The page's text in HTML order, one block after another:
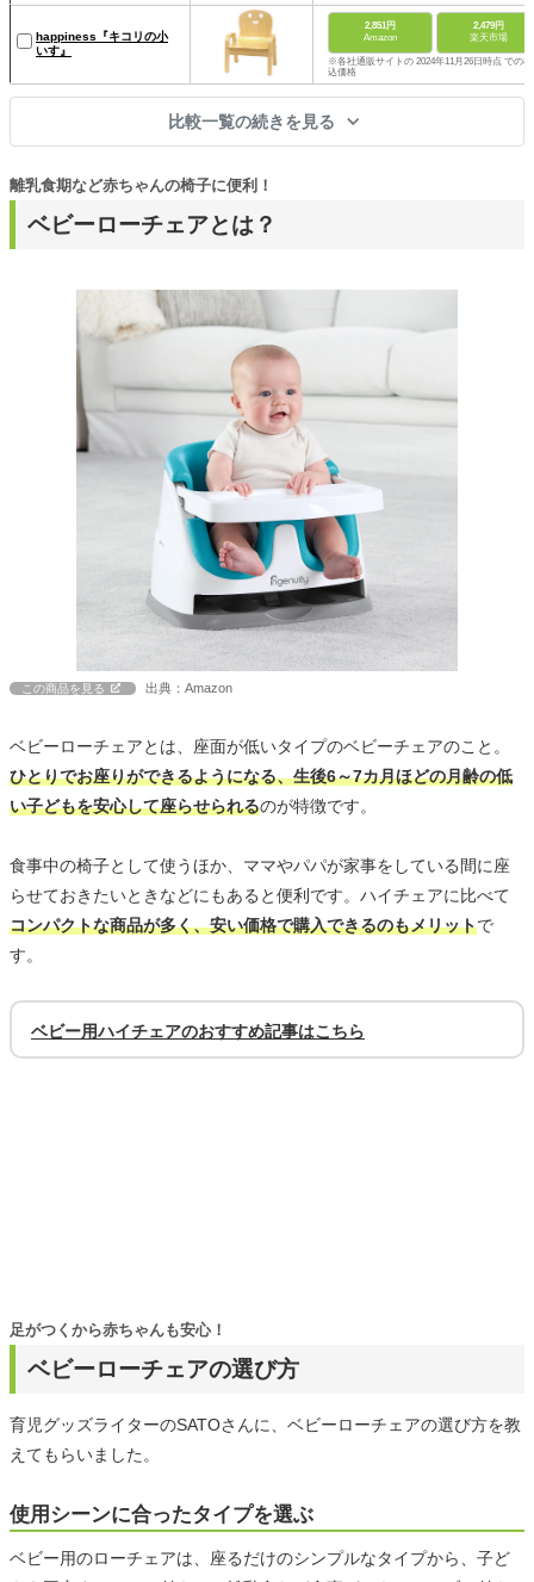
happiness『キコリの小
いす』
2,851円
Amazon
2,479円
楽天市場
※各社通販サイトの 2024年11月26日時点 での税
込価格
比較一覧の続きを見る
ベビーローチェアとは？
離乳食期など赤ちゃんの椅子に便利！
この商品を見る 出典：Amazon
ベビーローチェアとは、座面が低いタイプのベビーチェアのこと。
ひとりでお座りができるようになる、生後6～7カ月ほどの月齢の低
い子どもを安心して座らせられるのが特徴です。
食事中の椅子として使うほか、ママやパパが家事をしている間に座
らせておきたいときなどにもあると便利です。ハイチェアに比べて
コンパクトな商品が多く、安い価格で購入できるのもメリットで
す。
ベビー用ハイチェアのおすすめ記事はこちら
ベビーローチェアの選び方
足がつくから赤ちゃんも安心！
育児グッズライターのSATOさんに、ベビーローチェアの選び方を教
えてもらいました。
使用シーンに合ったタイプを選ぶ
ベビー用のローチェアは、座るだけのシンプルなタイプから、子ど